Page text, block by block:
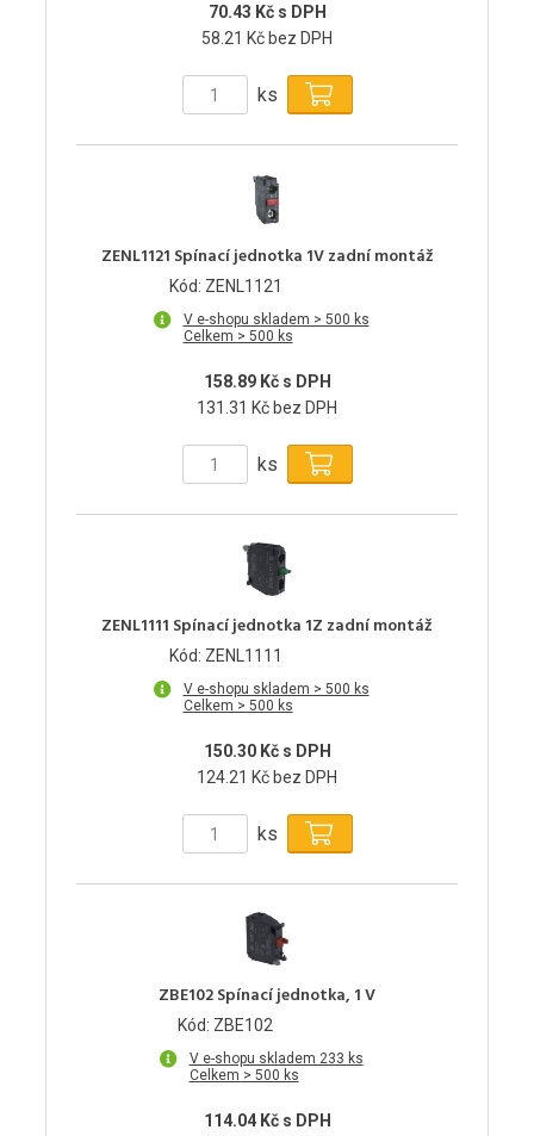
70.43 Kč s DPH
58.21 Kč bez DPH
ks
ZENL1121 Spínací jednotka 1V zadní montáž
Kód: ZENL1121
V e-shopu skladem > 500 ks
Celkem > 500 ks
158.89 Kč s DPH
131.31 Kč bez DPH
ks
ZENL1111 Spínací jednotka 1Z zadní montáž
Kód: ZENL1111
V e-shopu skladem > 500 ks
Celkem > 500 ks
150.30 Kč s DPH
124.21 Kč bez DPH
ks
ZBE102 Spínací jednotka, 1 V
Kód: ZBE102
V e-shopu skladem 233 ks
Celkem > 500 ks
114.04 Kč s DPH